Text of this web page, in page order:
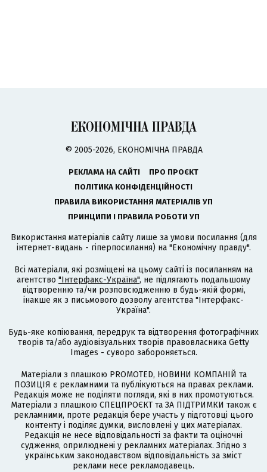
© 2005-2026, ЕКОНОМІЧНА ПРАВДА
РЕКЛАМА НА САЙТІ
ПРО ПРОЄКТ
ПОЛІТИКА КОНФІДЕНЦІЙНОСТІ
ПРАВИЛА ВИКОРИСТАННЯ МАТЕРІАЛІВ УП
ПРИНЦИПИ І ПРАВИЛА РОБОТИ УП
Використання матеріалів сайту лише за умови посилання (для
інтернет-видань - гіперпосилання) на "Економічну правду".
Всі матеріали, які розміщені на цьому сайті із посиланням на
агентство "Інтерфакс-Україна", не підлягають подальшому
відтворенню та/чи розповсюдженню в будь-якій формі,
інакше як з письмового дозволу агентства "Інтерфакс-
Україна".
Будь-яке копіювання, передрук та відтворення фотографічних
творів та/або аудіовізуальних творів правовласника Getty
Images - суворо забороняється.
Матеріали з плашкою PROMOTED, НОВИНИ КОМПАНІЙ та
ПОЗИЦІЯ є рекламними та публікуються на правах реклами.
Редакція може не поділяти погляди, які в них промотуються.
Матеріали з плашкою СПЕЦПРОЄКТ та ЗА ПІДТРИМКИ також є
рекламними, проте редакція бере участь у підготовці цього
контенту і поділяє думки, висловлені у цих матеріалах.
Редакція не несе відповідальності за факти та оціночні
судження, оприлюднені у рекламних матеріалах. Згідно з
українським законодавством відповідальність за зміст
реклами несе рекламодавець.